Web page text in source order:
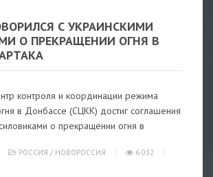
С УКРАИНСКИМИ
О ПРЕКРАЩЕНИИ ОГНЯ В
контроля и координации режима
в Донбассе (СЦКК) достиг соглашения
о прекращении огня в
РОССИЯ / НОВОРОССИЯ
6 032